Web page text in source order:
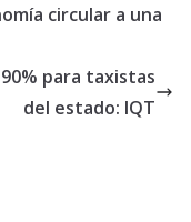
circular a una
para taxistas
del estado: IQT